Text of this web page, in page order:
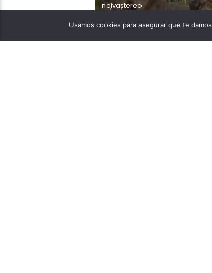
neivastereo
01/05/2024
Usamos cookies para asegurar que te